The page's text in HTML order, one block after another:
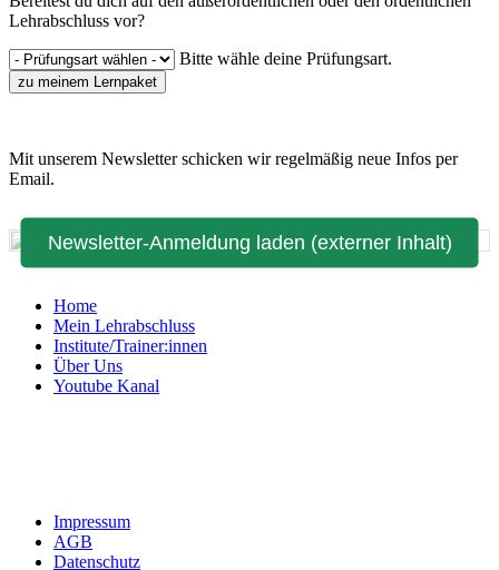
Lehrabschluss vor?
Bitte wähle deine Prüfungsart.
zu meinem Lernpaket
Mit unserem Newsletter schicken wir regelmäßig neue Infos per
Email.
Newsletter-Anmeldung laden (externer Inhalt)
Home
Mein Lehrabschluss
Institute/Trainer:innen
Über Uns
Youtube Kanal
Impressum
AGB
Datenschutz